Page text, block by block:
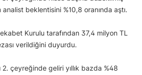
analist beklentisini %10,8 oranında aştı.
Kurulu tarafından 37,4 milyon TL
verildiğini duyurdu.
2. çeyreğinde geliri yıllık bazda %48